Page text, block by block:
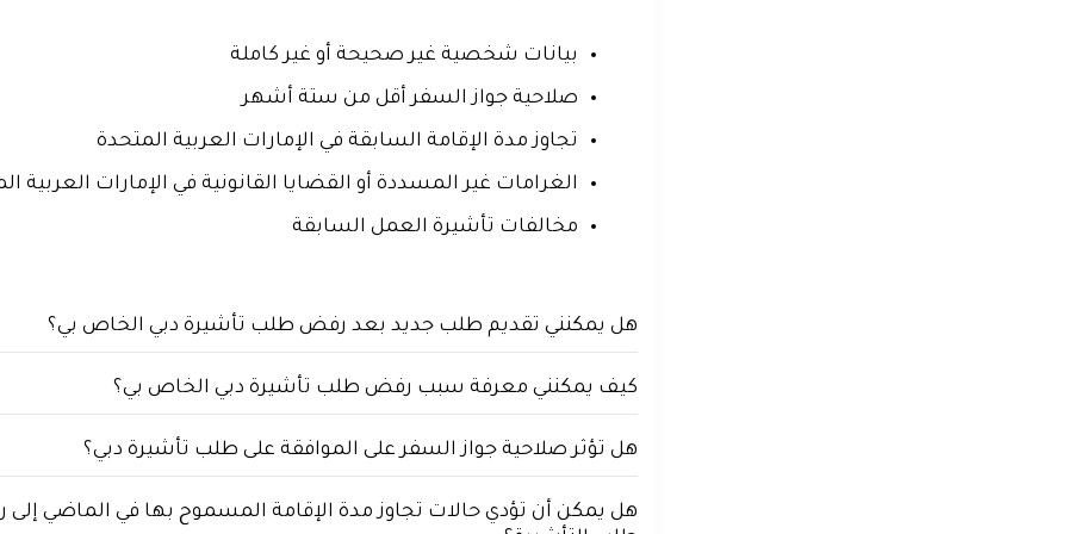
بيانات شخصية غير صحيحة أو غير كاملة
صلاحية جواز السفر أقل من ستة أشهر
تجاوز مدة الإقامة السابقة في الإمارات العربية المتحدة
الغرامات غير المسددة أو القضايا القانونية في الإمارات العربية
مخالفات تأشيرة العمل السابقة
هل يمكنني تقديم طلب جديد بعد رفض طلب تأشيرة دبي الخاص بي؟
كيف يمكنني معرفة سبب رفض طلب تأشيرة دبي الخاص بي؟
هل تؤثر صلاحية جواز السفر على الموافقة على طلب تأشيرة دبي؟
هل يمكن أن تؤدي حالات تجاوز مدة الإقامة المسموح بها في الماضي